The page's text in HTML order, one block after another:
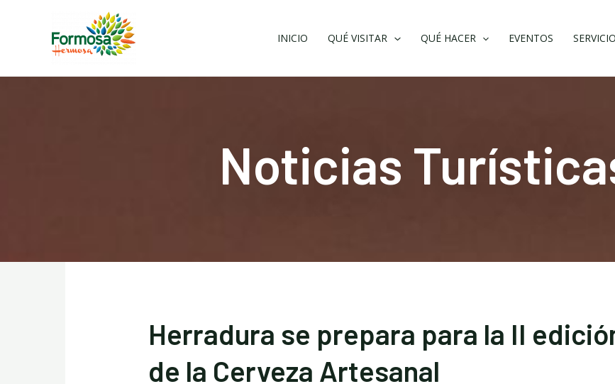
contenido
INICIO QUÉ VISITAR QUÉ HACER EVENTOS
Noticias
Herradura se prepara para la II
de la Cerveza Artesanal